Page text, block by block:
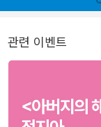
관련 이벤트